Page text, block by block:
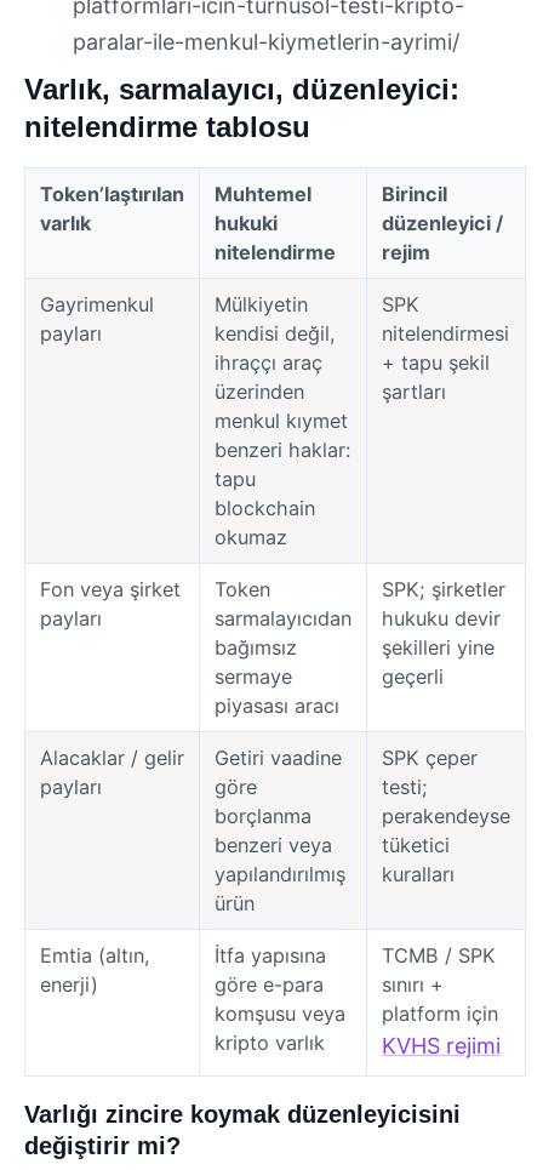
platformlari-icin-turnusol-testi-kripto-
paralar-ile-menkul-kiymetlerin-ayrimi/
Varlık, sarmalayıcı, düzenleyici:
nitelendirme tablosu
Token’laştırılan
varlık
Muhtemel
hukuki
nitelendirme
Birincil
düzenleyici /
rejim
Gayrimenkul
payları
Mülkiyetin
kendisi değil,
ihraççı araç
üzerinden
menkul kıymet
benzeri haklar:
tapu
blockchain
okumaz
SPK
nitelendirmesi
+ tapu şekil
şartları
Fon veya şirket
payları
Token
sarmalayıcıdan
bağımsız
sermaye
piyasası aracı
SPK; şirketler
hukuku devir
şekilleri yine
geçerli
Alacaklar / gelir
payları
Getiri vaadine
göre
borçlanma
benzeri veya
yapılandırılmış
ürün
SPK çeper
testi;
perakendeyse
tüketici
kuralları
Emtia (altın,
enerji)
İtfa yapısına
göre e-para
komşusu veya
kripto varlık
TCMB / SPK
sınırı +
platform için
KVHS rejimi
Varlığı zincire koymak düzenleyicisini
değiştirir mi?